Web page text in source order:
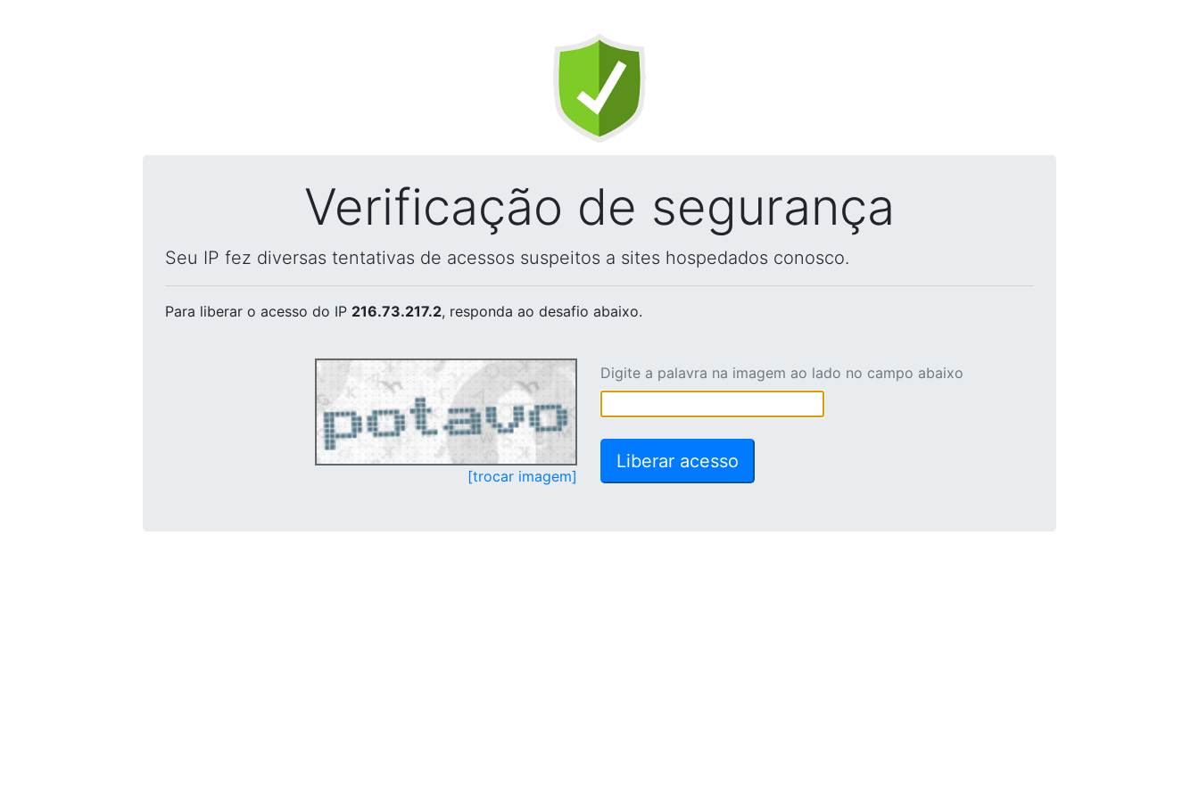
Verificação de segurança
Seu IP fez diversas tentativas de acessos suspeitos a sites hospedados conosco.
Para liberar o acesso do IP 216.73.217.2, responda ao desafio abaixo.
[trocar imagem]
Digite a palavra na imagem ao lado no campo abaixo